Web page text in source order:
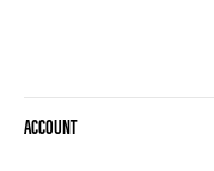
ACCOUNT